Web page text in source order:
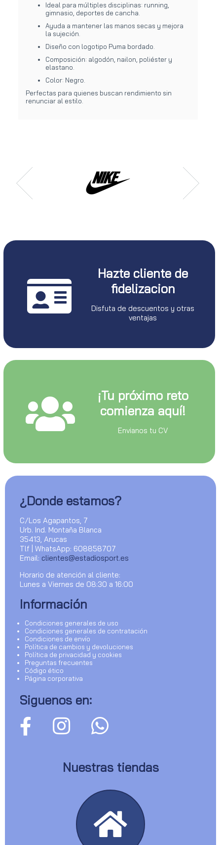
Ideal para múltiples disciplinas: running,
gimnasio, deportes de cancha.
Ayuda a mantener las manos secas y mejora
la sujeción.
Diseño con logotipo Puma bordado.
Composición: algodón, nailon, poliéster y
elastano.
Color: Negro.
Perfectas para quienes buscan rendimiento sin
renunciar al estilo.
Hazte cliente de
fidelizacion
Disfuta de descuentos y otras
ventajas
¡Tu próximo reto
comienza aquí!
Envianos tu CV
¿Donde estamos?
C/Los Agapantos, 7
Urb. Ind. Montaña Blanca
35413, Arucas
Tlf | WhatsApp: 608858707
Email: clientes@estadiosport.es
Horario de atención al cliente:
Lunes a Viernes de 08:30 a 16:00
Información
Condiciones generales de uso
Condiciones generales de contratación
Condiciones de envío
Política de cambios y devoluciones
Política de privacidad y cookies
Preguntas frecuentes
Código ético
Página corporativa
Siguenos en:
Nuestras tiendas